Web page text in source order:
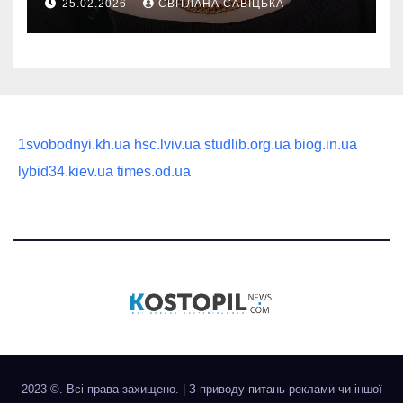
статусного украшения
25.02.2026 СВІТЛАНА САВІЦЬКА
1svobodnyi.kh.ua hsc.lviv.ua studlib.org.ua biog.in.ua
lybid34.kiev.ua times.od.ua
2023 ©. Всі права захищено. З приводу питань реклами чи іншої